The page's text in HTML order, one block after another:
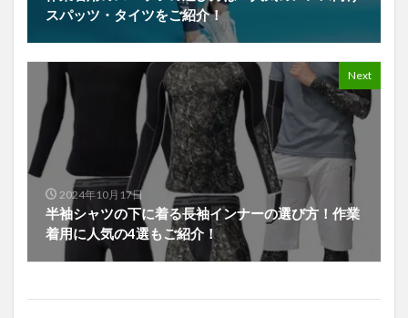
スパッツ・タイツをご紹介！
Next
2024年10月17日
半袖シャツの下に着る長袖インナーの選び方！作業
着用に人気の4選もご紹介！